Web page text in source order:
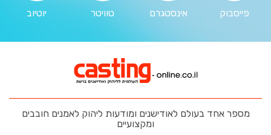
פייסבוק אינסטגרם טוויטר יוטיוב
מספר אחד בעולם לאודישנים ומודעות ליהוק לאמנים חובבים
ומקצועיים